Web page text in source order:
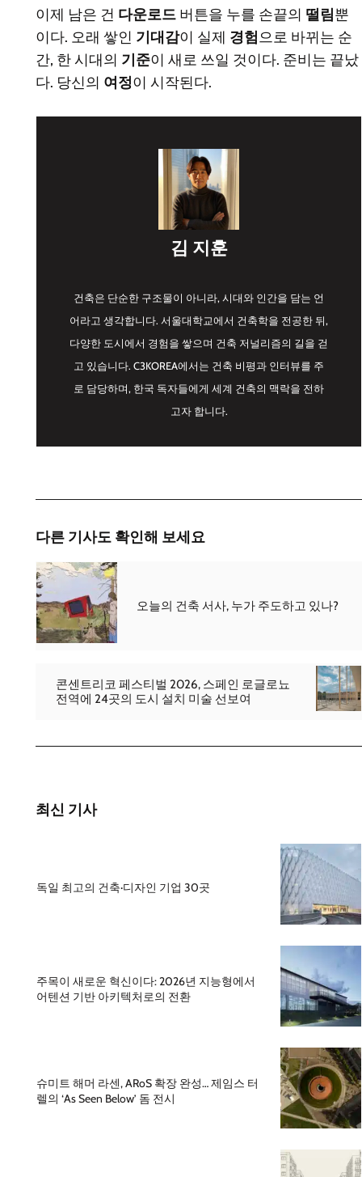
이제 남은 건 다운로드 버튼을 누를 손끝의 떨림뿐
이다. 오래 쌓인 기대감이 실제 경험으로 바뀌는 순
간, 한 시대의 기준이 새로 쓰일 것이다. 준비는 끝났
다. 당신의 여정이 시작된다.
김 지훈
건축은 단순한 구조물이 아니라, 시대와 인간을 담는 언
어라고 생각합니다. 서울대학교에서 건축학을 전공한 뒤,
다양한 도시에서 경험을 쌓으며 건축 저널리즘의 길을 걷
고 있습니다. C3KOREA에서는 건축 비평과 인터뷰를 주
로 담당하며, 한국 독자들에게 세계 건축의 맥락을 전하
고자 합니다.
다른 기사도 확인해 보세요
오늘의 건축 서사, 누가 주도하고 있나?
콘센트리코 페스티벌 2026, 스페인 로글로뇨
전역에 24곳의 도시 설치 미술 선보여
최신 기사
독일 최고의 건축·디자인 기업 30곳
주목이 새로운 혁신이다: 2026년 지능형에서
어텐션 기반 아키텍처로의 전환
슈미트 해머 라센, ARoS 확장 완성… 제임스 터
렐의 ‘As Seen Below’ 돔 전시